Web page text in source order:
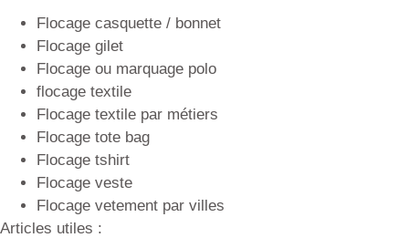
Flocage casquette / bonnet
Flocage gilet
Flocage ou marquage polo
flocage textile
Flocage textile par métiers
Flocage tote bag
Flocage tshirt
Flocage veste
Flocage vetement par villes
Articles utiles :